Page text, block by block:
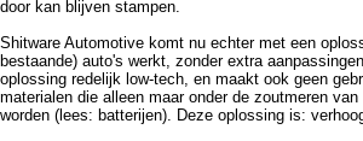
door kan blijven stampen.
Shitware Automotive komt nu echter met een
bestaande) auto's werkt, zonder extra
oplossing redelijk low-tech, en maakt ook geen
materialen die alleen maar onder de zoutmeren
worden (lees: batterijen). Deze oplossing is: